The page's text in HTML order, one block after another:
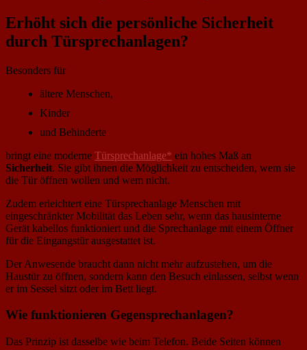
Erhöht sich die persönliche Sicherheit
durch Türsprechanlagen?
Besonders für
ältere Menschen,
Kinder
und Behinderte
bringt eine moderne Türsprechanlage* ein hohes Maß an
Sicherheit. Sie gibt ihnen die Möglichkeit zu entscheiden, wem sie
die Tür öffnen wollen und wem nicht.
Zudem erleichtert eine Türsprechanlage Menschen mit
eingeschränkter Mobilität das Leben sehr, wenn das hausinterne
Gerät kabellos funktioniert und die Sprechanlage mit einem Öffner
für die Eingangstür ausgestattet ist.
Der Anwesende braucht dann nicht mehr aufzustehen, um die
Haustür zu öffnen, sondern kann den Besuch einlassen, selbst wenn
er im Sessel sitzt oder im Bett liegt.
Wie funktionieren Gegensprechanlagen?
Das Prinzip ist dasselbe wie beim Telefon. Beide Seiten können